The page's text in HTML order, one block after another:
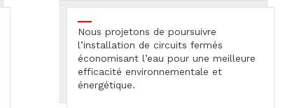
Nous projetons de poursuivre
l’installation de circuits fermés
économisant l’eau pour une meilleure
efficacité environnementale et
énergétique.